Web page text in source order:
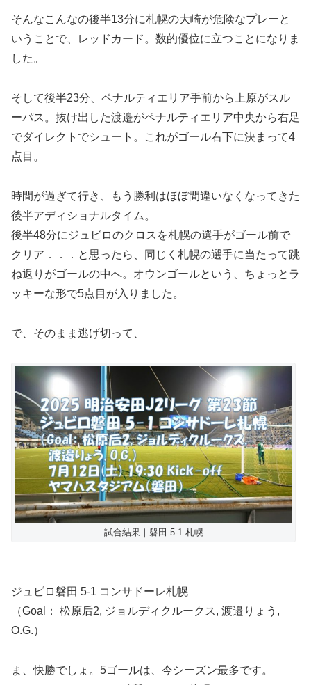
そんなこんなの後半13分に札幌の大崎が危険なプレーと
いうことで、レッドカード。数的優位に立つことになりま
した。
そして後半23分、ペナルティエリア手前から上原がスル
ーパス。抜け出した渡邉がペナルティエリア中央から右足
でダイレクトでシュート。これがゴール右下に決まって4
点目。
時間が過ぎて行き、もう勝利はほぼ間違いなくなってきた
後半アディショナルタイム。
後半48分にジュビロのクロスを札幌の選手がゴール前で
クリア．．．と思ったら、同じく札幌の選手に当たって跳
ね返りがゴールの中へ。オウンゴールという、ちょっとラ
ッキーな形で5点目が入りました。
で、そのまま逃げ切って、
試合結果｜磐田 5-1 札幌
ジュビロ磐田 5-1 コンサドーレ札幌
（Goal： 松原后2, ジョルディクルークス, 渡邉りょう,
O.G.）
ま、快勝でしょ。5ゴールは、今シーズン最多です。